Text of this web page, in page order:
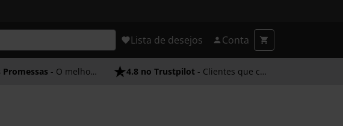
Lista de desejos Conta
Promessas - O melhor atendimento 4.8 no Trustpilot - Clientes que confiam em nós